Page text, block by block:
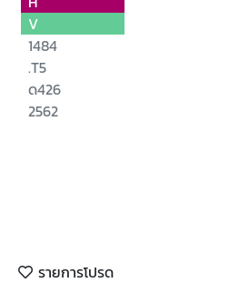
V
1484
.T5
ด426
2562
รายการโปรด